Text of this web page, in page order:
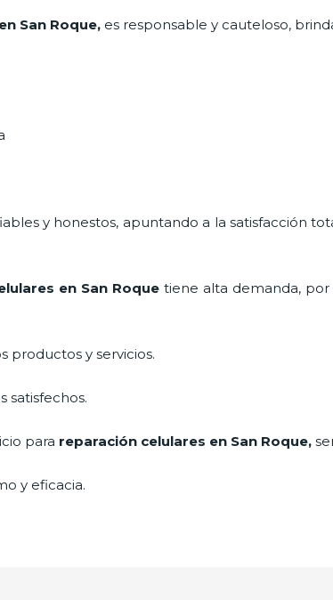
en San Roque, es responsable y cauteloso,
y honestos, apuntando a la satisfacción
en San Roque tiene alta demanda,
productos y servicios.
satisfechos.
para reparación celulares en San Roque,
y eficacia.